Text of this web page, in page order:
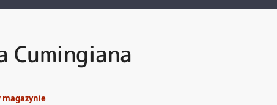
Cumingiana
magazynie